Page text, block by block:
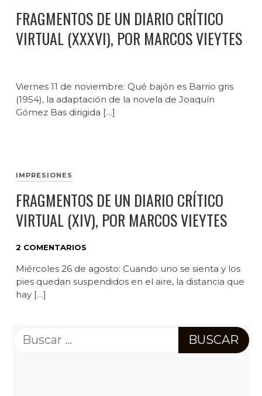
FRAGMENTOS DE UN DIARIO CRÍTICO
VIRTUAL (XXXVI), POR MARCOS VIEYTES
Viernes 11 de noviembre: Qué bajón es Barrio gris
(1954), la adaptación de la novela de Joaquín
Gómez Bas dirigida […]
IMPRESIONES
FRAGMENTOS DE UN DIARIO CRÍTICO
VIRTUAL (XIV), POR MARCOS VIEYTES
2 COMENTARIOS
Miércoles 26 de agosto: Cuando uno se sienta y los
pies quedan suspendidos en el aire, la distancia que
hay […]
Buscar: